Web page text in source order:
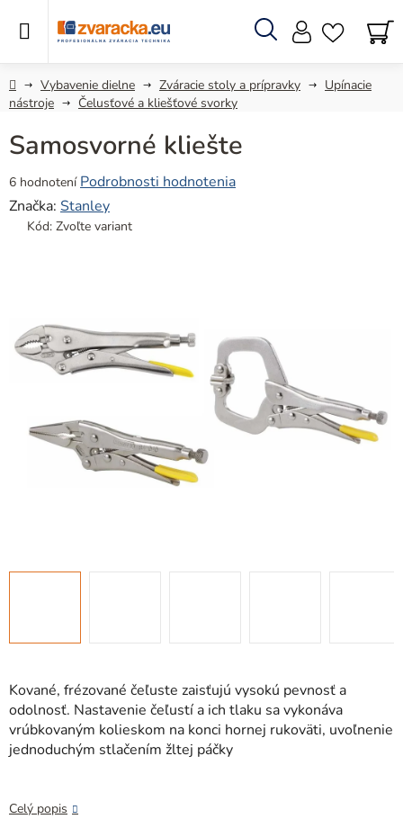
Hľadať
DomovVybavenie dielne Zváracie stoly a prípravky
Upínacie
nástroje
Čelusťové a kliešťové svorky
Kované, frézované čeľuste zaisťujú vysokú pevnosť a
odolnosť. Nastavenie čeľustí a ich tlaku sa vykonáva
vrúbkovaným kolieskom na konci hornej rukoväti, uvoľnenie
jednoduchým stlačením žltej páčky
Celý popis
Samosvorné kliešte
Priemerné
hodnotenie
produktu
hviezdičiek.
6 hodnotení Podrobnosti hodnotenia
Značka: Stanley
Kód: Zvoľte variant